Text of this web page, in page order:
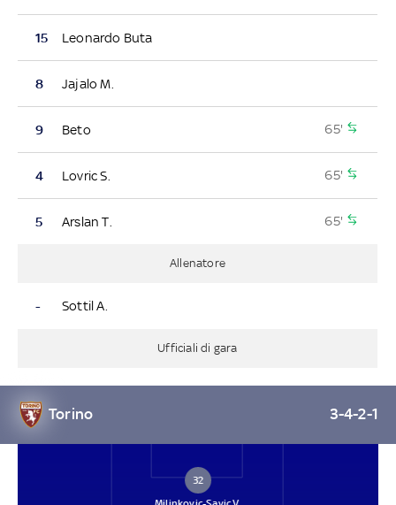
15 Leonardo Buta
8 Jajalo M.
9 Beto 65'
4 Lovric S. 65'
5 Arslan T. 65'
Allenatore
- Sottil A.
Ufficiali di gara
Torino 3-4-2-1
32